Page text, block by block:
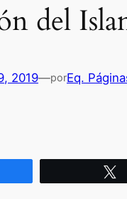
del
2019—porEq.